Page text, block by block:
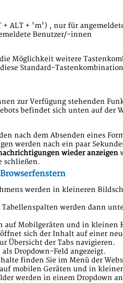
+ ALT + 'm') , nur für
Benutzer/-innen
Möglichkeit weitere
Standard-
zur Verfügung stehenden
befindet sich unten auf der
nach dem Absenden eines
werden nach ein paar
wieder anzeigen
schließen.
werden in kleineren
werden dann
auf Mobilgeräten und in kleinen
sich der Inhalt auf einer
Übersicht der Tabs navigieren.
Dropdown-Feld angezeigt.
finden Sie im Menü der
mobilen Geräten und in
werden in einem Dropdown